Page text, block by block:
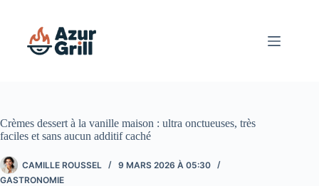
Crèmes dessert à la vanille maison : ultra onctueuses, très
faciles et sans aucun additif caché
CAMILLE ROUSSEL
9 MARS 2026 À 05:30
GASTRONOMIE